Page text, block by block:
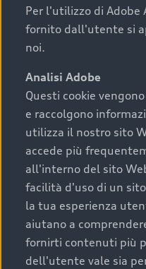
I requisiti fondamentali
acquistare un’auto
chilometraggio: un
uno stato migliore del
durata nel tempo;
cronologia dei
completa della
costante e accurata;
condizioni della
buona conservazione
precedente
Per l'utilizzo di Adobe
fornito dall'utente si
noi.
Analisi Adobe
Questi cookie
e raccolgono
utilizza il nostro sito
accede più
all'interno del sito
facilità d'uso di un
la tua esperienza
aiutano a
fornirti contenuti più
dell'utente vale sia